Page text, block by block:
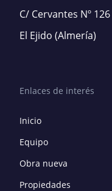
C/ Cervantes Nº 126
El Ejido (Almería)
Enlaces de interés
Inicio
Equipo
Obra nueva
Propiedades